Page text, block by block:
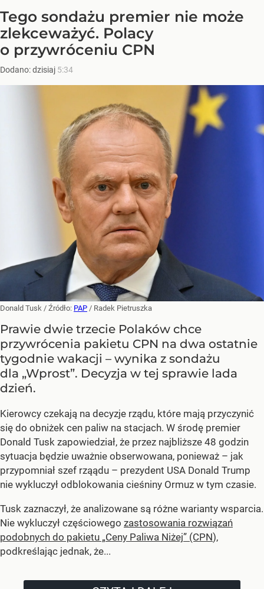
Tego sondażu premier nie może
zlekceważyć. Polacy
o przywróceniu CPN
Dodano:dzisiaj 5:34
Donald Tusk / Źródło: PAP / Radek Pietruszka
Prawie dwie trzecie Polaków chce
przywrócenia pakietu CPN na dwa ostatnie
tygodnie wakacji – wynika z sondażu
dla „Wprost”. Decyzja w tej sprawie lada
dzień.
Kierowcy czekają na decyzje rządu, które mają przyczynić
się do obniżek cen paliw na stacjach. W środę premier
Donald Tusk zapowiedział, że przez najbliższe 48 godzin
sytuacja będzie uważnie obserwowana, ponieważ – jak
przypomniał szef rząądu – prezydent USA Donald Trump
nie wykluczył odblokowania cieśniny Ormuz w tym czasie.
Tusk zaznaczył, że analizowane są różne warianty wsparcia.
Nie wykluczył częściowego zastosowania rozwiązań
podobnych do pakietu „Ceny Paliwa Niżej” (CPN),
podkreślając jednak, że...